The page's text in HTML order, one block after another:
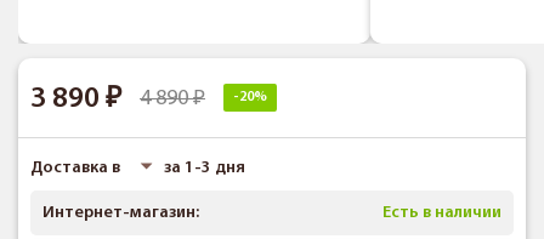
3 890 4 890 -20%
Доставка в за 1-3 дня
Интернет-магазин: Есть в наличии